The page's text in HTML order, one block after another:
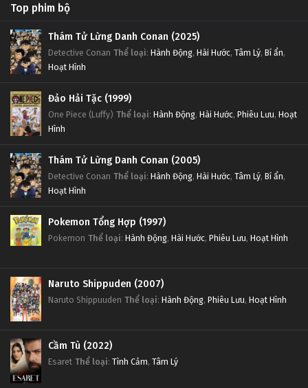
Top phim bộ
Thám Tử Lừng Danh Conan (2025)
Detective Conan Thể loại: Hành Động, Hài Hước, Tâm Lý, Bí ẩn,
Hoạt Hình
Đảo Hải Tặc (1999)
One Piece (Luffy) Thể loại: Hành Động, Hài Hước, Phiêu Lưu, Hoạt
Hình
Thám Tử Lừng Danh Conan (2005)
Detective Conan Thể loại: Hành Động, Hài Hước, Tâm Lý, Bí ẩn,
Hoạt Hình
Pokemon Tổng Hợp (1997)
Pokemon Thể loại: Hành Động, Hài Hước, Phiêu Lưu, Hoạt Hình
Naruto Shippuden (2007)
Naruto Shippuuden Thể loại: Hành Động, Phiêu Lưu, Hoạt Hình
Cầm Tù (2022)
Esaret Thể loại: Tình Cảm, Tâm Lý